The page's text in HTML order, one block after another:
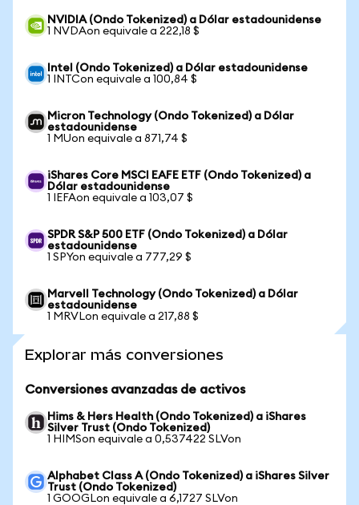
NVIDIA (Ondo Tokenized) a Dólar estadounidense
1 NVDAon equivale a 222,18 $
Intel (Ondo Tokenized) a Dólar estadounidense
1 INTCon equivale a 100,84 $
Micron Technology (Ondo Tokenized) a Dólar
estadounidense
1 MUon equivale a 871,74 $
iShares Core MSCI EAFE ETF (Ondo Tokenized) a
Dólar estadounidense
1 IEFAon equivale a 103,07 $
SPDR S&P 500 ETF (Ondo Tokenized) a Dólar
estadounidense
1 SPYon equivale a 777,29 $
Marvell Technology (Ondo Tokenized) a Dólar
estadounidense
1 MRVLon equivale a 217,88 $
Explorar más conversiones
Conversiones avanzadas de activos
Hims & Hers Health (Ondo Tokenized) a iShares
Silver Trust (Ondo Tokenized)
1 HIMSon equivale a 0,537422 SLVon
Alphabet Class A (Ondo Tokenized) a iShares Silver
Trust (Ondo Tokenized)
1 GOOGLon equivale a 6,1727 SLVon